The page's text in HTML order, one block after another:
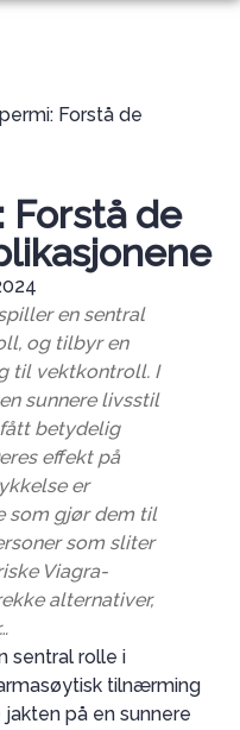
Forstå de
Forstå de
en sentral
og tilbyr en
til vektkontroll. I
sunnere livsstil
betydelig
effekt på
er
som gjør dem til
som sliter
Viagra-
alternativer,
sentral rolle i
tilnærming
på en sunnere